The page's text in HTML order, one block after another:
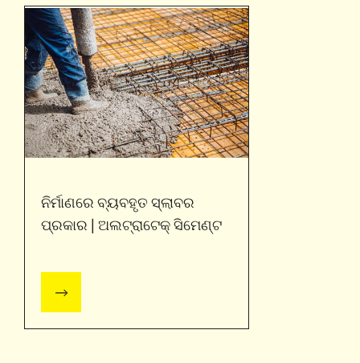
ନିର୍ମାଣରେ ବ୍ୟବହୃତ ସ୍ଲାବର
ପ୍ରକାର | ଅଲଟ୍ରାଟେକ୍ ସିମେଣ୍ଟ